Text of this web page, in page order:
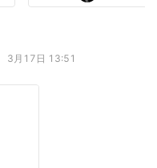
3月17日 13:51